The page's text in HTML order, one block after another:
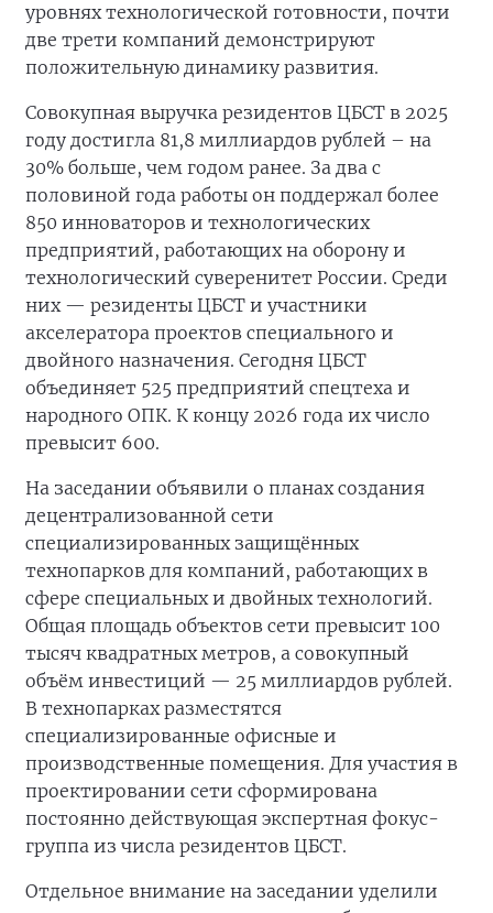
уровнях технологической готовности, почти
две трети компаний демонстрируют
положительную динамику развития.
Совокупная выручка резидентов ЦБСТ в 2025
году достигла 81,8 миллиардов рублей – на
30% больше, чем годом ранее. За два с
половиной года работы он поддержал более
850 инноваторов и технологических
предприятий, работающих на оборону и
технологический суверенитет России. Среди
них — резиденты ЦБСТ и участники
акселератора проектов специального и
двойного назначения. Сегодня ЦБСТ
объединяет 525 предприятий спецтеха и
народного ОПК. К концу 2026 года их число
превысит 600.
На заседании объявили о планах создания
децентрализованной сети
специализированных защищённых
технопарков для компаний, работающих в
сфере специальных и двойных технологий.
Общая площадь объектов сети превысит 100
тысяч квадратных метров, а совокупный
объём инвестиций — 25 миллиардов рублей.
В технопарках разместятся
специализированные офисные и
производственные помещения. Для участия в
проектировании сети сформирована
постоянно действующая экспертная фокус-
группа из числа резидентов ЦБСТ.
Отдельное внимание на заседании уделили